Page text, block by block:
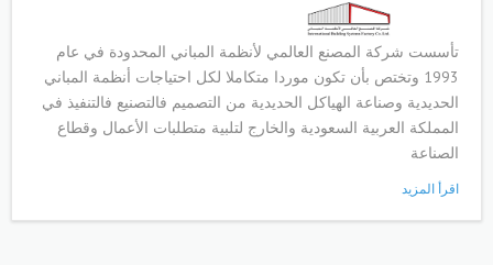
تأسست شركة المصنع العالمي لأنظمة المباني المحدودة في عام
1993 وتختص بأن تكون موردا متكاملا لكل احتياجات أنظمة المباني
الحديدية وصناعة الهياكل الحديدية من التصميم فالتصنيع فالتنفيذ في
المملكة العربية السعودية والخارج لتلبية متطلبات الأعمال وقطاع
الصناعة
اقرأ المزيد